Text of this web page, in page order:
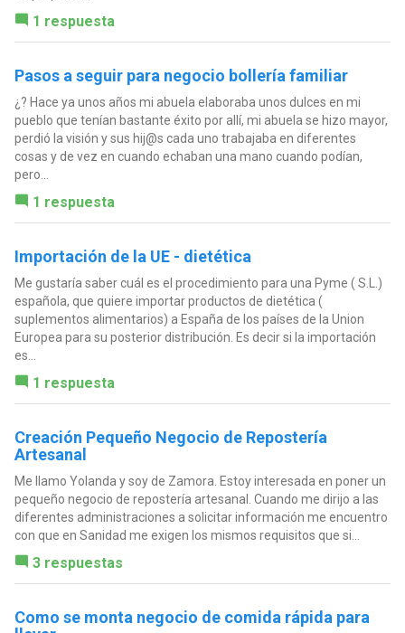
1 respuesta
Pasos a seguir para negocio bollería familiar
¿? Hace ya unos años mi abuela elaboraba unos dulces en mi
pueblo que tenían bastante éxito por allí, mi abuela se hizo mayor,
perdió la visión y sus hij@s cada uno trabajaba en diferentes
cosas y de vez en cuando echaban una mano cuando podían,
pero...
1 respuesta
Importación de la UE - dietética
Me gustaría saber cuál es el procedimiento para una Pyme ( S.L.)
española, que quiere importar productos de dietética (
suplementos alimentarios) a España de los países de la Union
Europea para su posterior distribución. Es decir si la importación
es...
1 respuesta
Creación Pequeño Negocio de Repostería
Artesanal
Me llamo Yolanda y soy de Zamora. Estoy interesada en poner un
pequeño negocio de repostería artesanal. Cuando me dirijo a las
diferentes administraciones a solicitar información me encuentro
con que en Sanidad me exigen los mismos requisitos que si...
3 respuestas
Como se monta negocio de comida rápida para